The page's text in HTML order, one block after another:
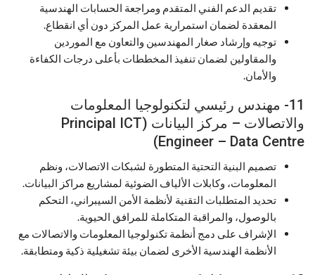
تقديم الدعم الفني المتقدم ومراجعة الحسابات الهندسية
المعقدة لضمان استمرارية عمل المركز دون أي انقطاع.
توجيه وإرشاد صغار المهندسين والتعاون مع الموردين
والمقاولين لضمان تنفيذ المخططات بأعلى درجات الكفاءة
والأمان.
11- مهندس رئيسي لتكنولوجيا المعلومات
والاتصالات – مركز البيانات (Principal ICT
Engineer – Data Centre)
تصميم البنية التحتية المتطورة لشبكات الاتصالات، ونظم
المعلومات، وكابلات الألياف الضوئية لمشاريع مراكز البيانات.
تحديد المتطلبات التقنية لأنظمة الأمن السيبراني، التحكم
بالوصول، والمراقبة المتكاملة للمرافق الحيوية.
الإشراف على دمج أنظمة تكنولوجيا المعلومات والاتصالات مع
الأنظمة الهندسية الأخرى لضمان بيئة تشغيلية ذكية ومتطابقة.